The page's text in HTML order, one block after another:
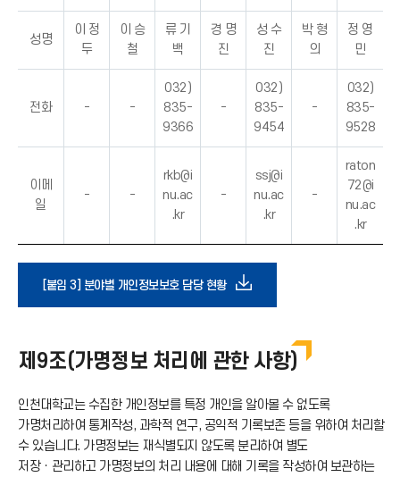
성명
이 정
두
이 승
철
류 기
백
경 명
진
성 수
진
박 형
의
정 영
민
전화 - -
032)
835-
9366
-
032)
835-
9454
-
032)
835-
9528
이메
일
- -
rkb@i
nu.ac
.kr
-
ssj@i
nu.ac
.kr
-
raton
72@i
nu.ac
.kr
[붙임 3] 분야별 개인정보보호 담당 현황다
로
드
아
제9조(가명정보 처리에 관한 사항)
인천대학교는 수집한 개인정보를 특정 개인을 알아볼 수 없도록
가명처리하여 통계작성, 과학적 연구, 공익적 기록보존 등을 위하여 처리할
수 있습니다. 가명정보는 재식별되지 않도록 분리하여 별도
저장ㆍ관리하고 가명정보의 처리 내용에 대해 기록을 작성하여 보관하는